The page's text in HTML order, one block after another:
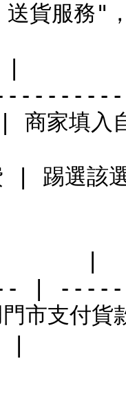
送貨服務"
置  |
家填入
| 踢選該選
置
|
市支付
|